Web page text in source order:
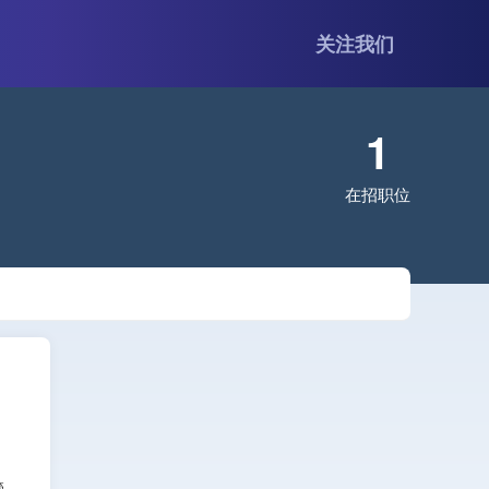
关注我们
1
在招职位